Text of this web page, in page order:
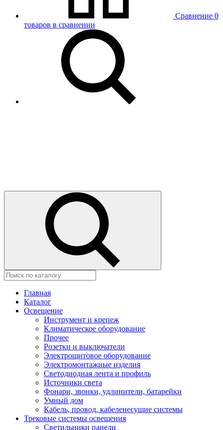
Сравнение 0
товаров в сравнении
Главная
Каталог
Освещение
Инструмент и крепеж
Климатическое оборудование
Прочее
Розетки и выключатели
Электрощитовое оборудование
Электромонтажные изделия
Светодиодная лента и профиль
Источники света
Фонари, звонки, удлинители, батарейки
Умный дом
Кабель, провод, кабеленесущие системы
Трековые системы освещения
Светильники панели